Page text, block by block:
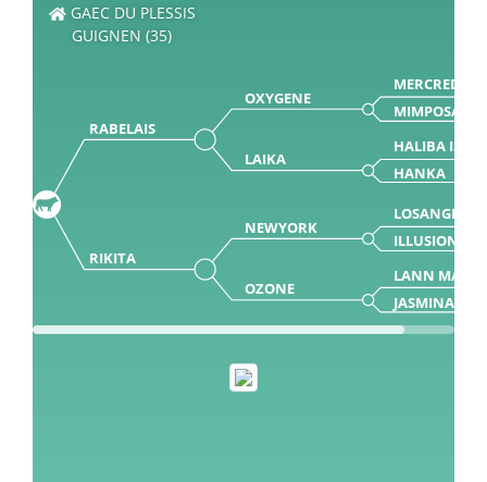
GAEC DU PLESSIS
GUIGNEN (35)
RABELAIS
OXYGENE
MERCREDI
LAIKA
HALIBA ISY
HANKA
RIKITA
NEWYORK
LOSANGELES
ILLUSION
OZONE
LANN MAD
JASMINA